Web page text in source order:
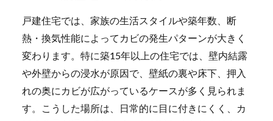
戸建住宅では、家族の生活スタイルや築年数、断
熱・換気性能によってカビの発生パターンが大きく
変わります。特に築15年以上の住宅では、壁内結露
や外壁からの浸水が原因で、壁紙の裏や床下、押入
れの奥にカビが広がっているケースが多く見られま
す。こうした場所は、日常的に目に付きにくく、カ